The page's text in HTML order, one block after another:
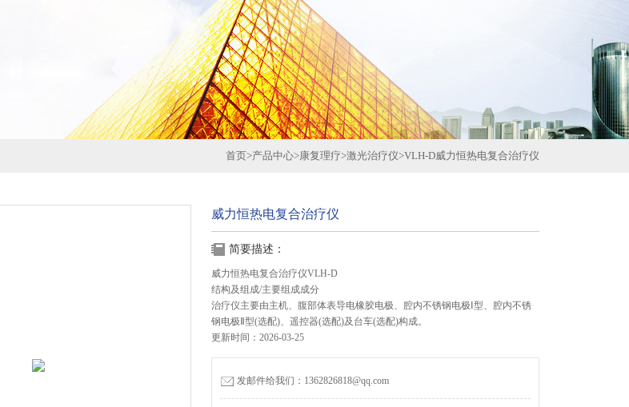
首页>产品中心>康复理疗>激光治疗仪>VLH-D威力恒热电复合治疗仪
威力恒热电复合治疗仪
简要描述：
威力恒热电复合治疗仪VLH-D
结构及组成/主要组成成分
治疗仪主要由主机、腹部体表导电橡胶电极、腔内不锈钢电极Ⅰ型、腔内不锈
钢电极Ⅱ型(选配)、遥控器(选配)及台车(选配)构成。
更新时间：2026-03-25
发邮件给我们：1362826818@qq.com